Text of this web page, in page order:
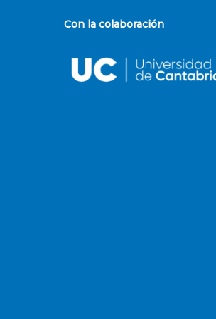
Con la colaboración